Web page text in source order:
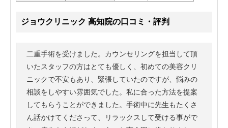
ジョウクリニック 高知院の口コミ・評判
二重手術を受けました。カウンセリングを担当して頂
いたスタッフの方はとても優しく、初めての美容クリ
ニックで不安もあり、緊張していたのですが、悩みの
相談をしやすい雰囲気でした。私に合った方法を提案
してもらうことができました。手術中に先生もたくさ
ん話かけてくださって、リラックスして受ける事がで